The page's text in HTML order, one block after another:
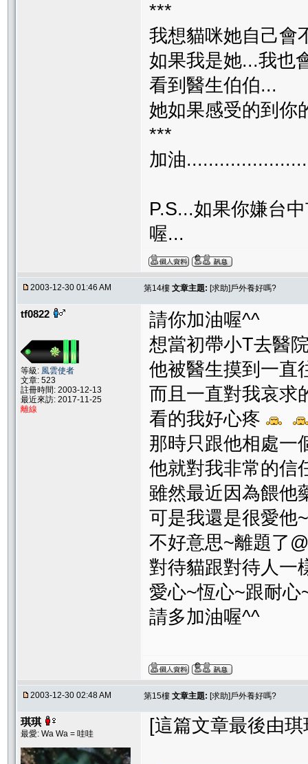
***
我想貓咪她自己會
如果我是她...我也
看到醫生伯伯...
她如果感受的到你
***
加油
P.S...如果你嫌台
喔...
2003-12-30 01:46 AM 第14樓 文章主題: [求助]戶外養好嗎?
tf0822
等級: 風雲使者
文章: 523
註冊時間: 2003-12-13
最近來訪: 2017-11-25
離線
請你加油喔^^
想當初帶小T去醫
他被醫生摸到一直
而且一直對我哀求
看的我好心疼
那時只跟他相處一
他就對我非常的信
雖然最近因為餵他
可是我還是很愛他~
不好意思~離題了
對待貓跟對待人一
愛心~恆心~跟耐心
請多加油喔^^
2003-12-30 02:48 AM 第15樓 文章主題: [求助]戶外養好嗎?
琪琪
最愛: Wa Wa = 哇哇 [這篇文章最後由